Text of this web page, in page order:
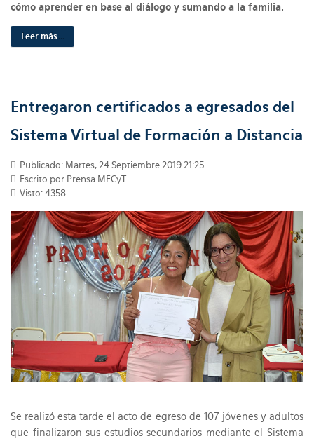
cómo aprender en base al diálogo y sumando a la familia.
Leer más...
Entregaron certificados a egresados del
Sistema Virtual de Formación a Distancia
Publicado: Martes, 24 Septiembre 2019 21:25
Escrito por Prensa MECyT
Visto: 4358
Se realizó esta tarde el acto de egreso de 107 jóvenes y adultos
que finalizaron sus estudios secundarios mediante el Sistema